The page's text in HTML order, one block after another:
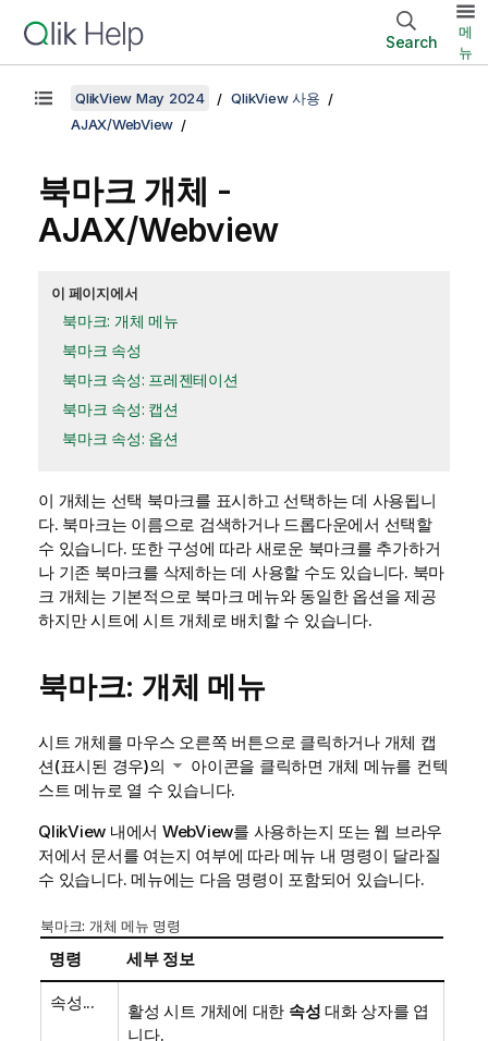
Search
메
뉴
QlikView May 2024
QlikView 사용
AJAX/WebView
북마크 개체 -
AJAX/Webview
이 페이지에서
북마크: 개체 메뉴
북마크 속성
북마크 속성: 프레젠테이션
북마크 속성: 캡션
북마크 속성: 옵션
이 개체는 선택 북마크를 표시하고 선택하는 데 사용됩니
다. 북마크는 이름으로 검색하거나 드롭다운에서 선택할
수 있습니다. 또한 구성에 따라 새로운 북마크를 추가하거
나 기존 북마크를 삭제하는 데 사용할 수도 있습니다. 북마
크 개체는 기본적으로 북마크 메뉴와 동일한 옵션을 제공
하지만 시트에 시트 개체로 배치할 수 있습니다.
북마크: 개체 메뉴
시트 개체를 마우스 오른쪽 버튼으로 클릭하거나 개체 캡
션(표시된 경우)의
아이콘을 클릭하면 개체 메뉴를 컨텍
스트 메뉴로 열 수 있습니다.
QlikView 내에서 WebView를 사용하는지 또는 웹 브라우
저에서 문서를 여는지 여부에 따라 메뉴 내 명령이 달라질
수 있습니다. 메뉴에는 다음 명령이 포함되어 있습니다.
북마크: 개체 메뉴 명령
명령 세부 정보
속성... 활성 시트 개체에 대한 속성 대화 상자를 엽
니다.